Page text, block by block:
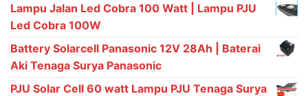
Lampu Jalan Led Cobra 100 Watt | Lampu PJU
Led Cobra 100W
Battery Solarcell Panasonic 12V 28Ah | Baterai
Aki Tenaga Surya Panasonic
PJU Solar Cell 60 watt Lampu PJU Tenaga Surya